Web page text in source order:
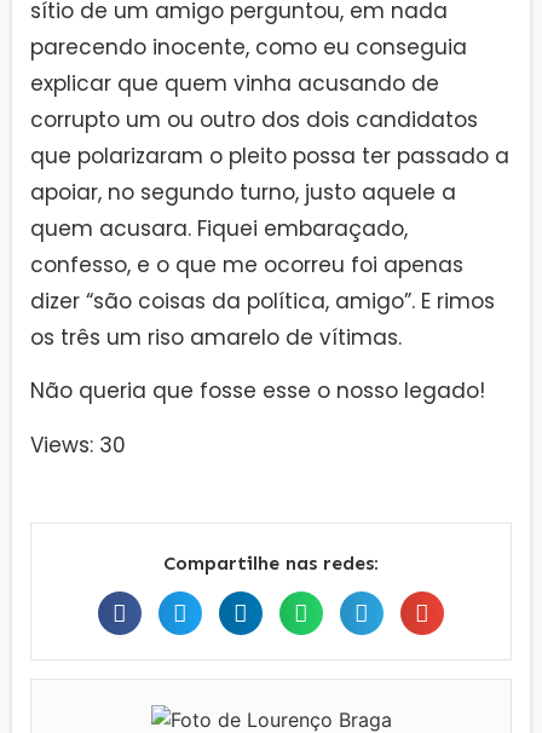
sítio de um amigo perguntou, em nada
parecendo inocente, como eu conseguia
explicar que quem vinha acusando de
corrupto um ou outro dos dois candidatos
que polarizaram o pleito possa ter passado a
apoiar, no segundo turno, justo aquele a
quem acusara. Fiquei embaraçado,
confesso, e o que me ocorreu foi apenas
dizer “são coisas da política, amigo”. E rimos
os três um riso amarelo de vítimas.
Não queria que fosse esse o nosso legado!
Views: 30
Compartilhe nas redes: